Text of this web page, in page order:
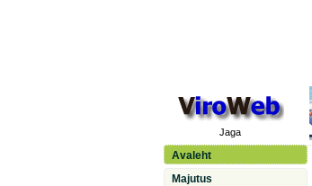
Jaga
Avaleht
Majutus